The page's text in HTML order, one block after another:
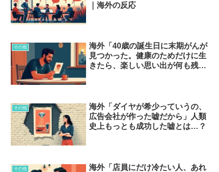
｜海外の反応
その他
海外「40歳の誕生日に末期がんが
見つかった。健康のためだけに生
きたら、楽しい思い出が何も残っ
その他
海外「ダイヤが希少っていうの、
広告会社が作った嘘だから」人類
史上もっとも成功した嘘とは…？
その他
海外「店員にだけ冷たい人、あれ